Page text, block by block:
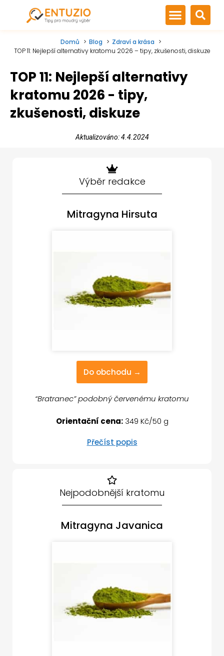
Domů Blog
Zdraví a krása
TOP 11: Nejlepší alternativy kratomu 2026 – tipy, zkušenosti, diskuze
TOP 11: Nejlepší alternativy
kratomu 2026 - tipy,
zkušenosti, diskuze
Aktualizováno: 4.4.2024
Výběr redakce
Mitragyna Hirsuta
Do obchodu →
“Bratranec” podobný červenému kratomu
Orientační cena:349 Kč/50 g
Přečíst popis
Nejpodobnější kratomu
Mitragyna Javanica